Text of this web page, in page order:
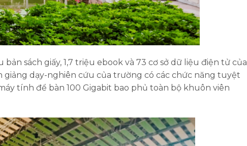
sách giấy, 1,7 triệu ebook và 73 cơ sở dữ liệu điện tử của
dạy-nghiên cứu của trường có các chức năng tuyệt
tính để bàn 100 Gigabit bao phủ toàn bộ khuôn viên